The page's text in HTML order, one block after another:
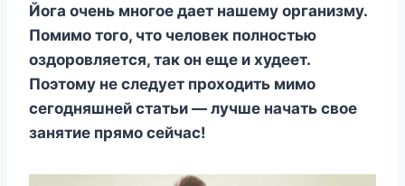
Йога очень многое дает нашему организму.
Помимо того, что человек полностью
оздоровляется, так он еще и худеет.
Поэтому не следует проходить мимо
сегодняшней статьи — лучше начать свое
занятие прямо сейчас!